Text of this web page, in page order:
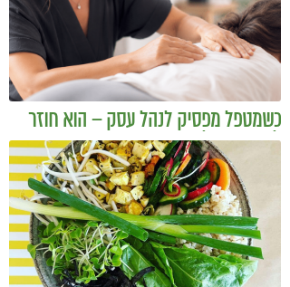
כשמטפל מפסיק לנהל עסק – הוא חוזר
להיות מטפל